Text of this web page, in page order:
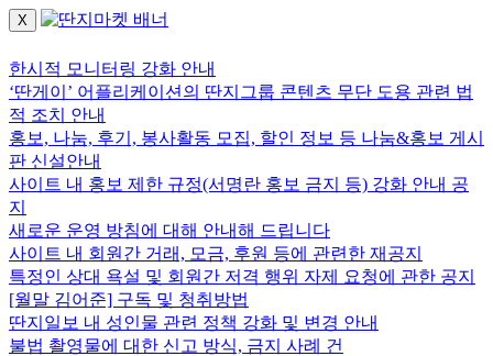
X
한시적 모니터링 강화 안내
‘딴게이’ 어플리케이션의 딴지그룹 콘텐츠 무단 도용 관련 법
적 조치 안내
홍보, 나눔, 후기, 봉사활동 모집, 할인 정보 등 나눔&홍보 게시
판 신설안내
사이트 내 홍보 제한 규정(서명란 홍보 금지 등) 강화 안내 공
지
새로운 운영 방침에 대해 안내해 드립니다
사이트 내 회원간 거래, 모금, 후원 등에 관련한 재공지
특정인 상대 욕설 및 회원간 저격 행위 자제 요청에 관한 공지
[월말 김어준] 구독 및 청취방법
딴지일보 내 성인물 관련 정책 강화 및 변경 안내
불법 촬영물에 대한 신고 방식, 금지 사례 건